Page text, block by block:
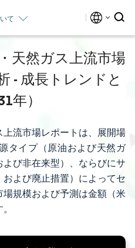
て
天然ガス上流市場
- 成長トレンドと
年）
流市場レポートは、展開場
タイプ（原油および天然ガ
び非在来型）、ならびにサ
よび廃止措置）によってセ
規模および予測は金額（米